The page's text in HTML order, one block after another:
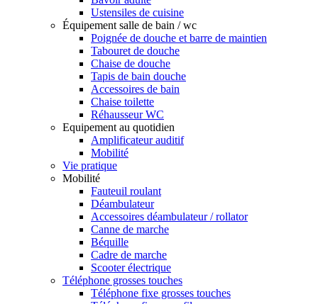
Ustensiles de cuisine
Équipement salle de bain / wc
Poignée de douche et barre de maintien
Tabouret de douche
Chaise de douche
Tapis de bain douche
Accessoires de bain
Chaise toilette
Réhausseur WC
Equipement au quotidien
Amplificateur auditif
Mobilité
Vie pratique
Mobilité
Fauteuil roulant
Déambulateur
Accessoires déambulateur / rollator
Canne de marche
Béquille
Cadre de marche
Scooter électrique
Téléphone grosses touches
Téléphone fixe grosses touches